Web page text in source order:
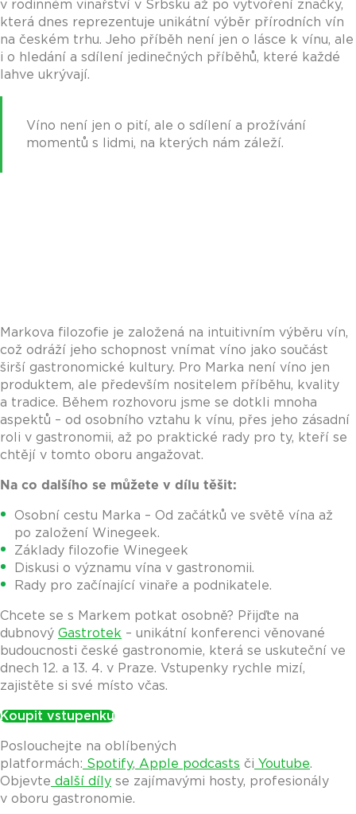
v rodinném vinařství v Srbsku až po vytvoření značky,
která dnes reprezentuje unikátní výběr přírodních vín
na českém trhu. Jeho příběh není jen o lásce k vínu, ale
i o hledání a sdílení jedinečných příběhů, které každé
lahve ukrývají.
Víno není jen o pití, ale o sdílení a prožívání
momentů s lidmi, na kterých nám záleží.
Markova filozofie je založená na intuitivním výběru vín,
což odráží jeho schopnost vnímat víno jako součást
širší gastronomické kultury. Pro Marka není víno jen
produktem, ale především nositelem příběhu, kvality
a tradice. Během rozhovoru jsme se dotkli mnoha
aspektů – od osobního vztahu k vínu, přes jeho zásadní
roli v gastronomii, až po praktické rady pro ty, kteří se
chtějí v tomto oboru angažovat.
Na co dalšího se můžete v dílu těšit:
Osobní cestu Marka – Od začátků ve světě vína až
po založení Winegeek.
Základy filozofie Winegeek
Diskusi o významu vína v gastronomii.
Rady pro začínající vinaře a podnikatele.
Chcete se s Markem potkat osobně? Přijďte na
dubnový Gastrotek – unikátní konferenci věnované
budoucnosti české gastronomie, která se uskuteční ve
dnech 12. a 13. 4. v Praze. Vstupenky rychle mizí,
zajistěte si své místo včas.
Koupit vstupenku
Poslouchejte na oblíbených
platformách: Spotify, Apple podcasts či Youtube.
Objevte další díly se zajímavými hosty, profesionály
v oboru gastronomie.